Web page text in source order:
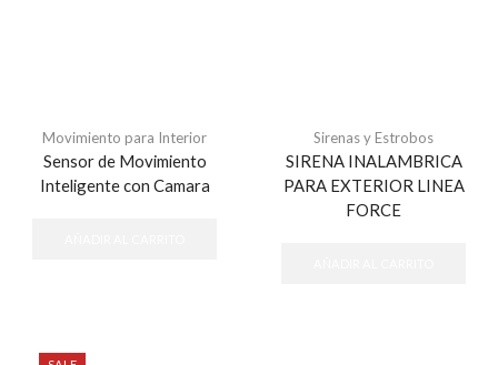
Movimiento para Interior
Sensor de Movimiento
Inteligente con Camara
Sirenas y Estrobos
SIRENA INALAMBRICA
PARA EXTERIOR LINEA
FORCE